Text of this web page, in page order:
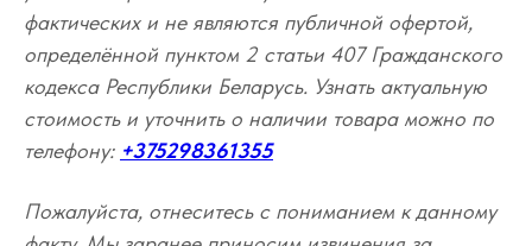
фактических и не являются публичной офертой,
определённой пунктом 2 статьи 407 Гражданского
кодекса Республики Беларусь. Узнать актуальную
стоимость и уточнить о наличии товара можно по
телефону: +375298361355
Пожалуйста, отнеситесь с пониманием к данному